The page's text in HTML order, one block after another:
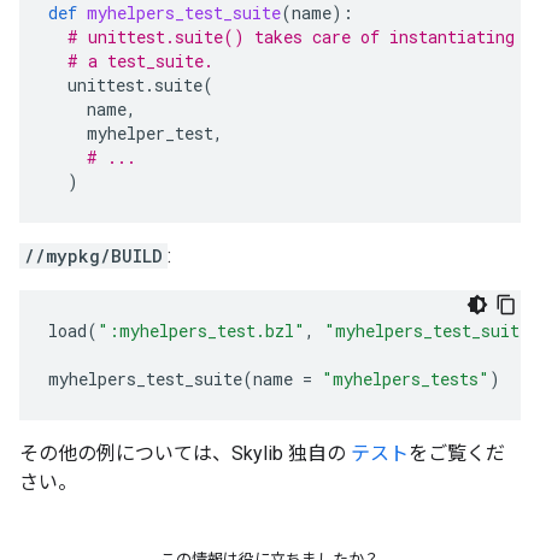
def myhelpers_test_suite(name):
# unittest.suite() takes care of instantiating
# a test_suite.
unittest. suite(
name,
myhelper_test,
# ...
)
//mypkg/BUILD :
load( ":myhelpers_test.bzl" , "myhelpers_test_suite"
myhelpers_test_suite(name = "myhelpers_tests" )
その他の例については、Skylib 独自の テストをご覧くだ
さい。